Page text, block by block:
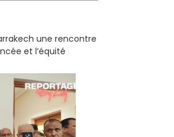
une rencontre
et l’équité